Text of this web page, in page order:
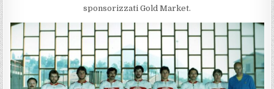
sponsorizzati Gold Market.